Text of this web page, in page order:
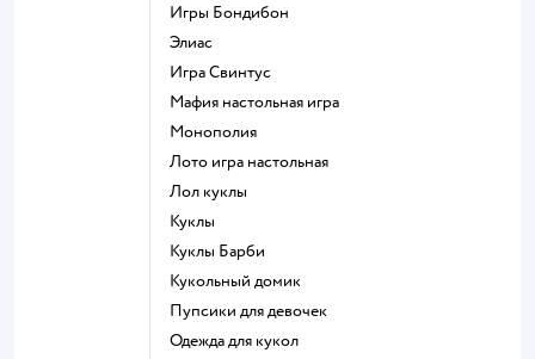
Игры Бондибон
Элиас
Игра Свинтус
Мафия настольная игра
Монополия
Лото игра настольная
Лол куклы
Куклы
Куклы Барби
Кукольный домик
Пупсики для девочек
Одежда для кукол